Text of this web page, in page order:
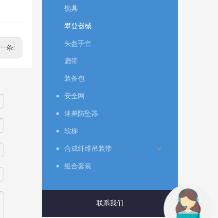
条:
锁具
攀登器械
头盔手套
扁带
装备包
安全网
速差防坠器
软梯
合成纤维吊装带
组合套装
联系我们